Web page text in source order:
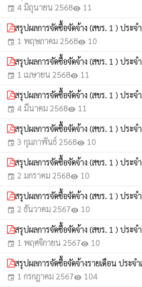
event 4 มิถุนายน 2568visibility 11
สรุปผลการจัดซื้อจัดจ้าง (สขร. 1 ) ประจ
event 1 พฤษภาคม 2568visibility 10
สรุปผลการจัดซื้อจัดจ้าง (สขร. 1 ) ประ
event 1 เมษายน 2568visibility 11
สรุปผลการจัดซื้อจัดจ้าง (สขร. 1 ) ประ
event 4 มีนาคม 2568visibility 11
สรุปผลการจัดซื้อจัดจ้าง (สขร. 1 ) ประจ
event 3 กุมภาพันธ์ 2568visibility 10
สรุปผลการจัดซื้อจัดจ้าง (สขร. 1 ) ประจ
event 2 มกราคม 2568visibility 10
สรุปผลการจัดซื้อจัดจ้าง (สขร. 1 ) ประ
event 2 ธันวาคม 2567visibility 10
สรุปผลการจัดซื้อจัดจ้าง (สขร. 1 ) ประจ
event 1 พฤศจิกายน 2567visibility 10
สรุปผลการจัดซื้อจัดจ้างรายเดือน ประจ
event 1 กรกฎาคม 2567visibility 104